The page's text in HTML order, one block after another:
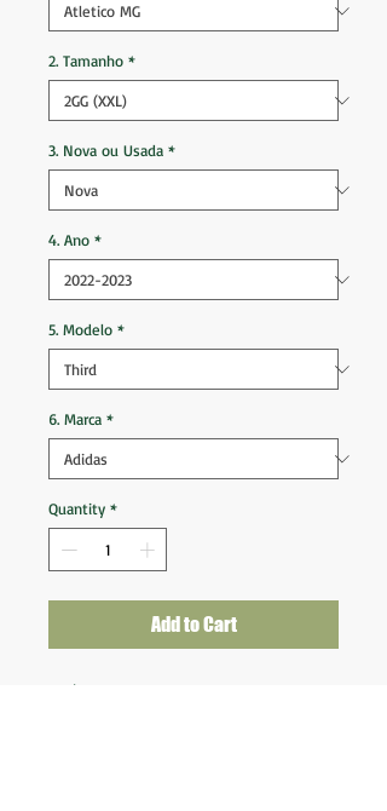
2. Tamanho *
3. Nova ou Usada *
4. Ano *
5. Modelo *
6. Marca *
Quantity *
Add to Cart
Atlético MG 2022 2023 Third